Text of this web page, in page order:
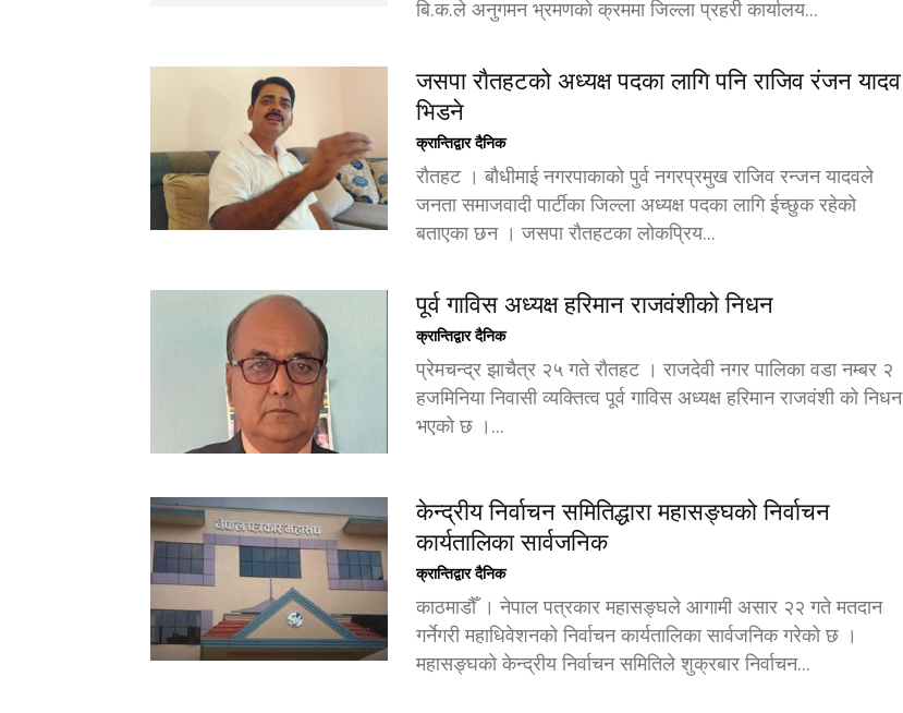
बि.क.ले अनुगमन भ्रमणको क्रममा जिल्ला प्रहरी कार्यालय...
जसपा राैतहटको अध्यक्ष पदका लागि पनि राजिव रंजन यादव
भिडने
क्रान्तिद्वार दैनिक
राैतहट । बाैधीमाई नगरपाकाको पुर्व नगरप्रमुख राजिव रन्जन यादवले
जनता समाजवादी पार्टीका जिल्ला अध्यक्ष पदका लागि ईच्छुक रहेको
बताएका छन । जसपा राैतहटका लोकप्रिय...
पूर्व गाविस अध्यक्ष हरिमान राजवंशीको निधन
क्रान्तिद्वार दैनिक
प्रेमचन्द्र झाचैत्र २५ गते राैतहट । राजदेवी नगर पालिका वडा नम्बर २
हजमिनिया निवासी व्यक्तित्व पूर्व गाविस अध्यक्ष हरिमान राजवंशी को निधन
भएको छ ।...
केन्द्रीय निर्वाचन समितिद्धारा महासङ्घको निर्वाचन
कार्यतालिका सार्वजनिक
क्रान्तिद्वार दैनिक
काठमाडौँ । नेपाल पत्रकार महासङ्घले आगामी असार २२ गते मतदान
गर्नेगरी महाधिवेशनको निर्वाचन कार्यतालिका सार्वजनिक गरेको छ ।
महासङ्घको केन्द्रीय निर्वाचन समितिले शुक्रबार निर्वाचन...